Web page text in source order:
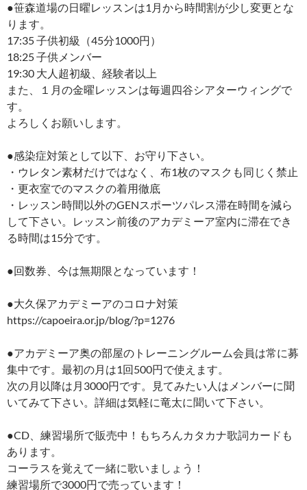
●笹森道場の日曜レッスンは1月から時間割が少し変更とな
ります。
17:35 子供初級（45分1000円）
18:25 子供メンバー
19:30 大人超初級、経験者以上
また、１月の金曜レッスンは毎週四谷シアターウィングで
す。
よろしくお願いします。
●感染症対策として以下、お守り下さい。
・ウレタン素材だけではなく、布1枚のマスクも同じく禁止
・更衣室でのマスクの着用徹底
・レッスン時間以外のGENスポーツパレス滞在時間を減ら
して下さい。レッスン前後のアカデミーア室内に滞在でき
る時間は15分です。
●回数券、今は無期限となっています！
●大久保アカデミーアのコロナ対策
https://capoeira.or.jp/blog/?p=1276
●アカデミーア奥の部屋のトレーニングルーム会員は常に募
集中です。最初の月は1回500円で使えます。
次の月以降は月3000円です。見てみたい人はメンバーに聞
いてみて下さい。詳細は気軽に竜太に聞いて下さい。
●CD、練習場所で販売中！もちろんカタカナ歌詞カードも
あります。
コーラスを覚えて一緒に歌いましょう！
練習場所で3000円で売っています！